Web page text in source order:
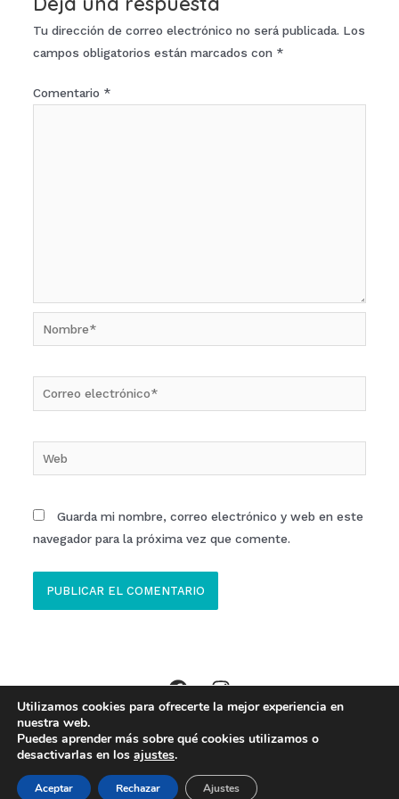
Tu dirección de correo electrónico no será publicada. Los
campos obligatorios están marcados con *
Comentario *
Nombre*
electrónico*
Guarda mi nombre, correo electrónico y web en este
navegador para la próxima vez que comente.
Copyright © 2026 Clinica ECOM Ibi //
Política de Cookies
Made with Baobab Marketing
Utilizamos cookies para ofrecerte la mejor experiencia en
nuestra web.
Puedes aprender más sobre qué cookies utilizamos o
desactivarlas en los ajustes.
Aceptar Rechazar Ajustes